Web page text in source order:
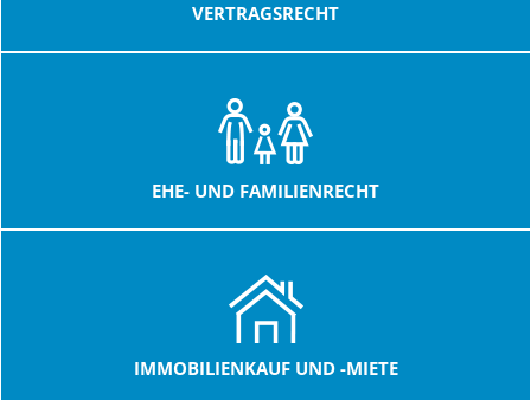
VERTRAGSRECHT
EHE- UND FAMILIENRECHT
IMMOBILIENKAUF UND -MIETE